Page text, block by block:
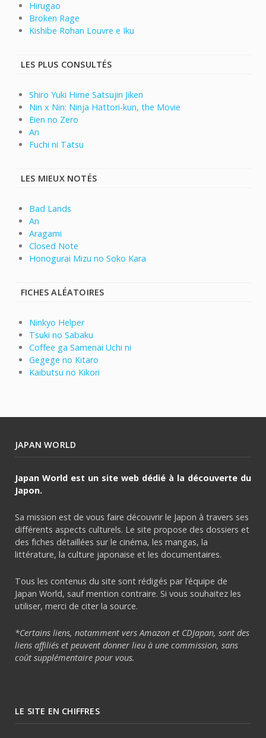
Hirugao
Broken Rage
Kishibe Rohan Louvre e Iku
LES PLUS CONSULTÉS
Shiro Yuki Hime Satsujin Jiken
Nin x Nin: Ninja Hattori-kun, the Movie
Eien no Zero
An
Fuchi ni Tatsu
LES MIEUX NOTÉS
Bad Lands
An
Aragami
Closed Note
Honogurai Mizu no Soko Kara
FICHES ALÉATOIRES
Ninkyo Helper
Tsuki no Sabaku
Coffee ga Samenai Uchi ni
Gegege no Kitaro
Kaibutsu no Kikori
JAPAN WORLD
Japan World est un site web dédié à la découverte du
Japon.
Sa mission est de vous faire découvrir le Japon à travers ses
différents aspects culturels. Le site propose des dossiers et
des fiches détaillées sur le cinéma, les mangas, la
littérature, la culture japonaise et les documentaires.
Tous les contenus du site sont rédigés par l’équipe de
Japan World, sauf mention contraire. Si vous souhaitez les
utiliser, merci de citer la source.
*Certains liens, notamment vers Amazon et CDJapan, sont des
liens affiliés et peuvent donner lieu à une commission, sans
coût supplémentaire pour vous.
LE SITE EN CHIFFRES